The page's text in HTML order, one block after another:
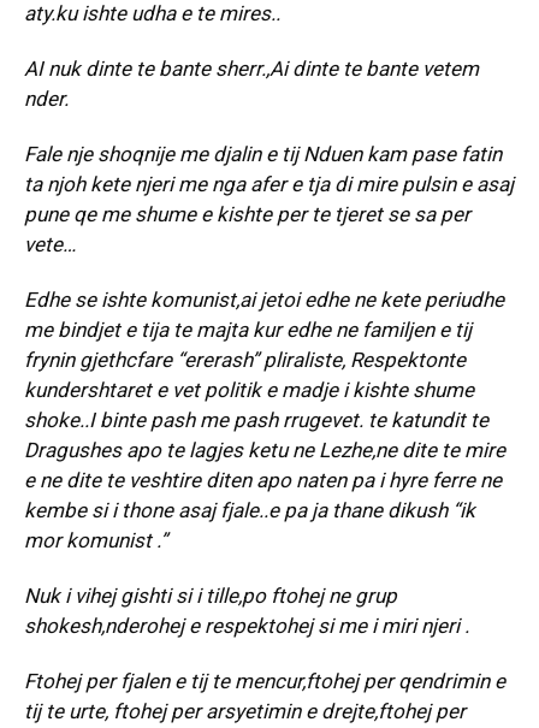
aty.ku ishte udha e te mires..
AI nuk dinte te bante sherr.,Ai dinte te bante vetem
nder.
Fale nje shoqnije me djalin e tij Nduen kam pase fatin
ta njoh kete njeri me nga afer e tja di mire pulsin e asaj
pune qe me shume e kishte per te tjeret se sa per
vete…
Edhe se ishte komunist,ai jetoi edhe ne kete periudhe
me bindjet e tija te majta kur edhe ne familjen e tij
frynin gjethcfare “ererash” pliraliste, Respektonte
kundershtaret e vet politik e madje i kishte shume
shoke..I binte pash me pash rrugevet. te katundit te
Dragushes apo te lagjes ketu ne Lezhe,ne dite te mire
e ne dite te veshtire diten apo naten pa i hyre ferre ne
kembe si i thone asaj fjale..e pa ja thane dikush “ik
mor komunist .”
Nuk i vihej gishti si i tille,po ftohej ne grup
shokesh,nderohej e respektohej si me i miri njeri .
Ftohej per fjalen e tij te mencur,ftohej per qendrimin e
tij te urte, ftohej per arsyetimin e drejte,ftohej per